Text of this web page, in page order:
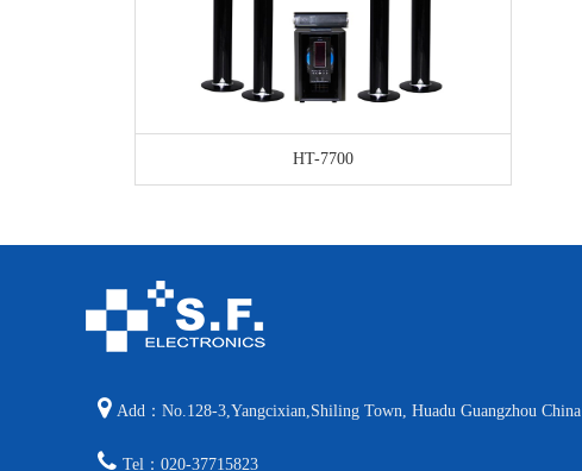
HT-7700
Add：No.128-3,Yangcixian,Shiling Town, Huadu Guangzhou China
Tel：020-37715823